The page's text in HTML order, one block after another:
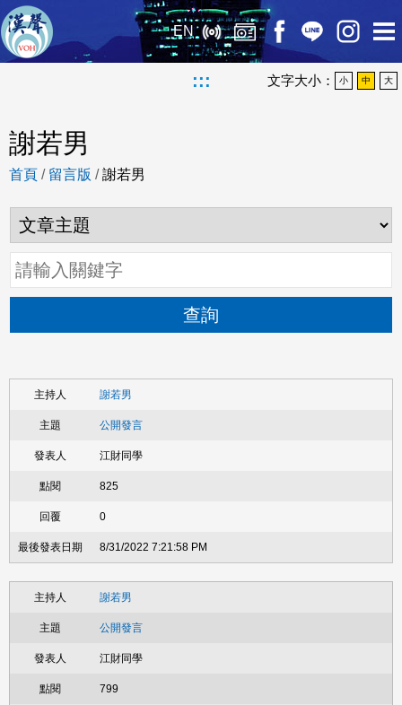
EN
::: 文字大小： 小 中 大
謝若男
首頁 / 留言版 /謝若男
查詢
謝若男
公開發言
江財同學
825
0
8/31/2022 7:21:58 PM
謝若男
公開發言
江財同學
799